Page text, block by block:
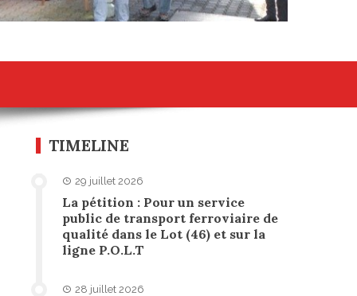
TIMELINE
29 juillet 2026
La pétition : Pour un service
public de transport ferroviaire de
qualité dans le Lot (46) et sur la
ligne P.O.L.T
28 juillet 2026